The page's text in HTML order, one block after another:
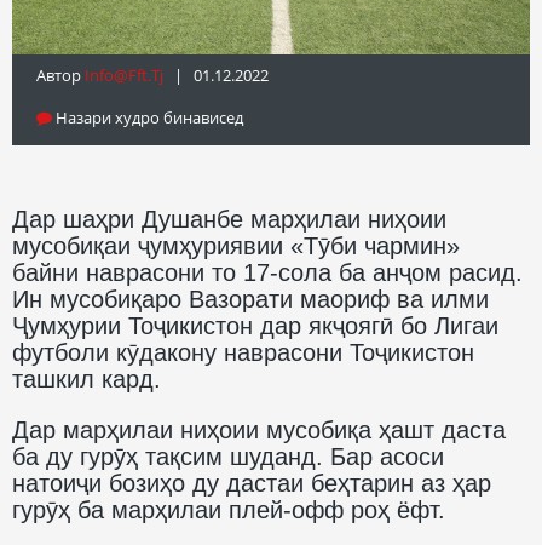
Автор Info@fft.tj | 01.12.2022
Назари худро бинависед
Дар шаҳри Душанбе марҳилаи ниҳоии
мусобиқаи ҷумҳуриявии «Тӯби чармин»
байни наврасони то 17-сола ба анҷом расид.
Ин мусобиқаро Вазорати маориф ва илми
Ҷумҳурии Тоҷикистон дар якҷоягӣ бо Лигаи
футболи кӯдакону наврасони Тоҷикистон
ташкил кард.
Дар марҳилаи ниҳоии мусобиқа ҳашт даста
ба ду гурӯҳ тақсим шуданд. Бар асоси
натоиҷи бозиҳо ду дастаи беҳтарин аз ҳар
гурӯҳ ба марҳилаи плей-офф роҳ ёфт.